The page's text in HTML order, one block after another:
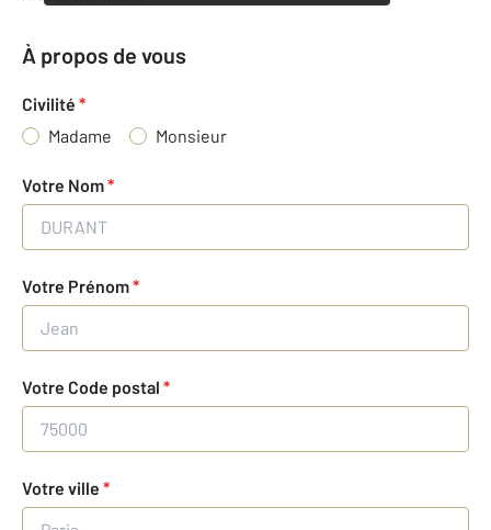
À propos de vous
Civilité *
Madame
Monsieur
Votre Nom*
Votre Prénom*
Votre Code postal *
Votre ville *